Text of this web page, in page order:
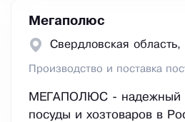
Мегаполюс
Свердловская область,
Производство и поставка
МЕГАПОЛЮС - надежный
посуды и хозтоваров в